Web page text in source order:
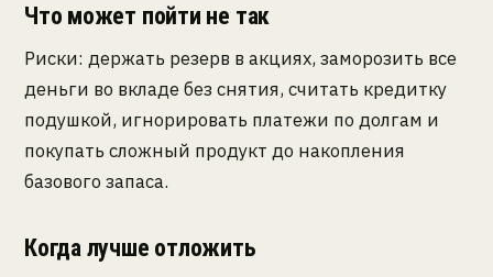
Что может пойти не так
Риски: держать резерв в акциях, заморозить все
деньги во вкладе без снятия, считать кредитку
подушкой, игнорировать платежи по долгам и
покупать сложный продукт до накопления
базового запаса.
Когда лучше отложить